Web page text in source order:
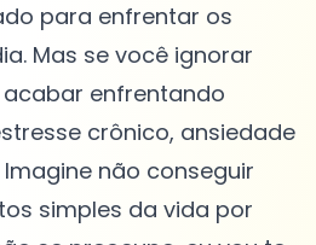
para enfrentar os
Mas se você ignorar
enfrentando
crônico, ansiedade
não conseguir
simples da vida por